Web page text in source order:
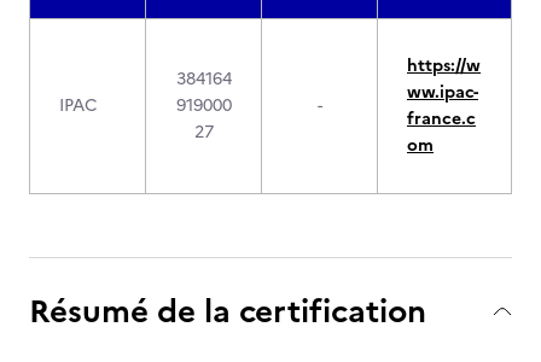
IPAC
384164
919000
27
-
https://w
ww.ipac-
france.c
om
Résumé de la certification